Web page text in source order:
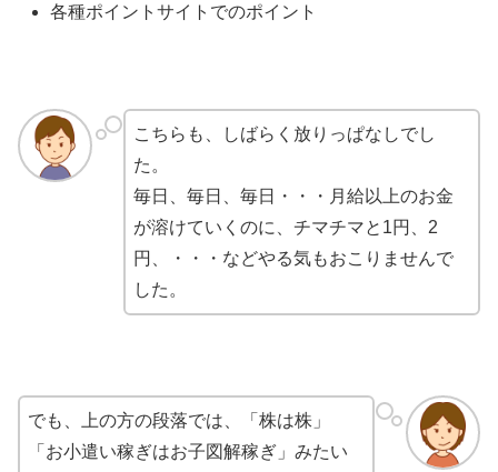
各種ポイントサイトでのポイント
こちらも、しばらく放りっぱなしでし
た。
毎日、毎日、毎日・・・月給以上のお金
が溶けていくのに、チマチマと1円、2
円、・・・などやる気もおこりませんで
した。
でも、上の方の段落では、「株は株」
「お小遣い稼ぎはお子図解稼ぎ」みたい